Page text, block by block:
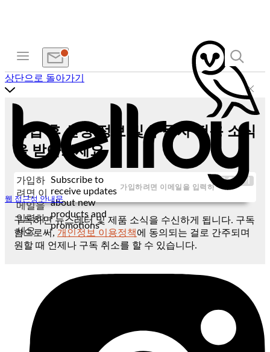
웹 접근성 안내문
상단으로 돌아가기
가입 후 신상 정보 및 구독자 전용 소식
을 받아보세요
가입하
려면 이
메일을
입력하
세요
Subscribe to
receive updates
about new
products and
promotions
제출하기
구독하면 뉴스레터 및 제품 소식을 수신하게 됩니다. 구독
함으로써, 개인정보 이용정책에 동의되는 걸로 간주되며
원할 때 언제나 구독 취소를 할 수 있습니다.